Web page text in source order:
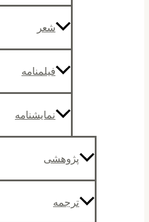
شعر
فیلمنامه
نمایشنامه
پژوهشی
ترجمه